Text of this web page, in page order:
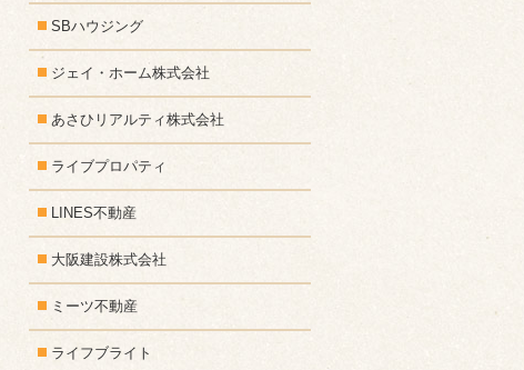
SBハウジング
ジェイ・ホーム株式会社
あさひリアルティ株式会社
ライブプロパティ
LINES不動産
大阪建設株式会社
ミーツ不動産
ライフブライト